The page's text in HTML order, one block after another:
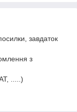
завдаток
з
.....)